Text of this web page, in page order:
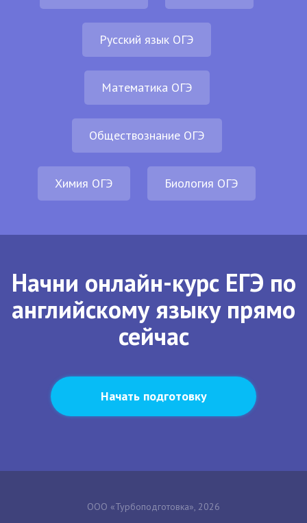
Русский язык ОГЭ
Математика ОГЭ
Обществознание ОГЭ
Химия ОГЭ Биология ОГЭ
Начни онлайн-курс ЕГЭ по
английскому языку прямо
сейчас
Начать подготовку
ООО «Турбоподготовка», 2026